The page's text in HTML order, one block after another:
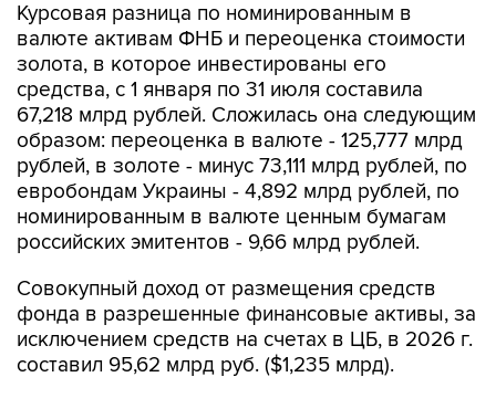
Курсовая разница по номинированным в
валюте активам ФНБ и переоценка стоимости
золота, в которое инвестированы его
средства, с 1 января по 31 июля составила
67,218 млрд рублей. Сложилась она следующим
образом: переоценка в валюте - 125,777 млрд
рублей, в золоте - минус 73,111 млрд рублей, по
евробондам Украины - 4,892 млрд рублей, по
номинированным в валюте ценным бумагам
российских эмитентов - 9,66 млрд рублей.
Совокупный доход от размещения средств
фонда в разрешенные финансовые активы, за
исключением средств на счетах в ЦБ, в 2026 г.
составил 95,62 млрд руб. ($1,235 млрд).